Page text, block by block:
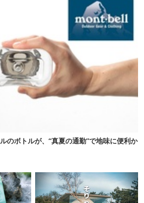
のボトルが、“真夏の通勤”で地味に便利か